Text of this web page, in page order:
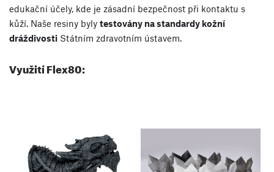
edukační účely, kde je zásadní bezpečnost při kontaktu s
kůží. Naše resiny byly testovány na standardy kožní
dráždivosti Státním zdravotním ústavem.
Využití Flex80: